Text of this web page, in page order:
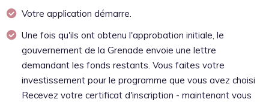
Votre application démarre.
Une fois qu'ils ont obtenu l'approbation initiale, le
gouvernement de la Grenade envoie une lettre
demandant les fonds restants. Vous faites votre
investissement pour le programme que vous avez choisi
Recevez votre certificat d'inscription - maintenant vous